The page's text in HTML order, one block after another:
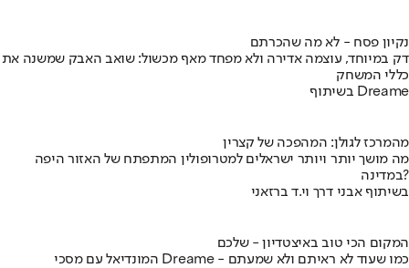
נקיון פסח - לא מה שהכרתם
דק במיוחד, עוצמה אדירה ולא מפחד מאף מכשול: שואב האבק שמשנה את
כללי המשחק
בשיתוף Dreame
מהמרכז לגולן: המהפכה של קצרין
מה מושך יותר ויותר ישראלים למטרופולין המתפתח של האזור היפה
במדינה?
בשיתוף אבני דרך וי.ד ברזאני
המקום הכי טוב באיצטדיון - שלכם
המונדיאל עם מסכי Dreame - כמו שעוד לא ראיתם ולא שמעתם